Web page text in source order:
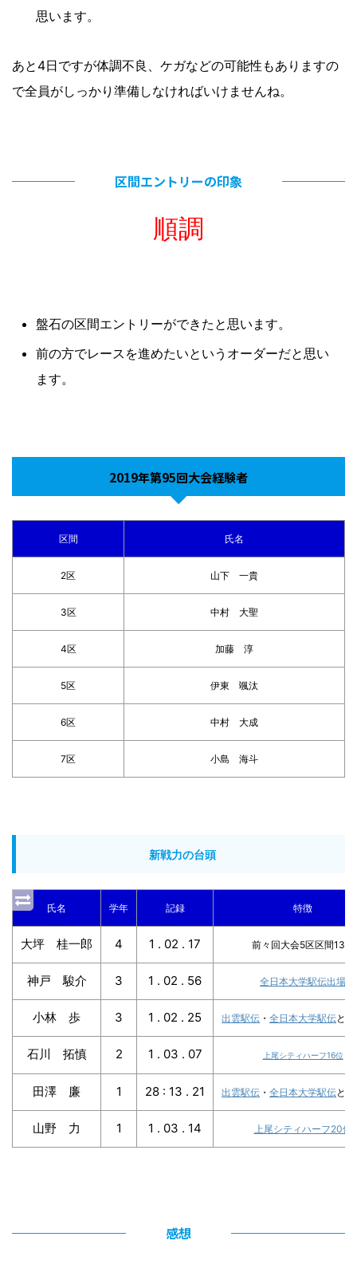
思います。
あと4日ですが体調不良、ケガなどの可能性もありますの
で全員がしっかり準備しなければいけませんね。
区間エントリーの印象
順調
盤石の区間エントリーができたと思います。
前の方でレースを進めたいというオーダーだと思い
ます。
2019年第95回大会経験者
区間 氏名
2区 山下 一貴
3区 中村 大聖
4区 加藤 淳
5区 伊東 颯汰
6区 中村 大成
7区 小島 海斗
新戦力の台頭
氏名 学年 記録 特徴
大坪 桂一郎 4 1 . 02 . 17 前々回大会5区区間13位
神戸 駿介 3 1 . 02 . 56 全日本大学駅伝出場
小林 歩 3 1 . 02 . 25 出雲駅伝 ・ 全日本大学駅伝と
石川 拓慎 2 1 . 03 . 07 上尾シティハーフ16位
田澤 廉 1 28 : 13 . 21 出雲駅伝 ・ 全日本大学駅伝と
山野 力 1 1 . 03 . 14 上尾シティハーフ20位
感想